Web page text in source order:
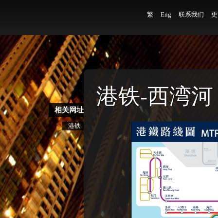
繁 Eng 联系我们
相关网址
港铁
港铁-西湾河